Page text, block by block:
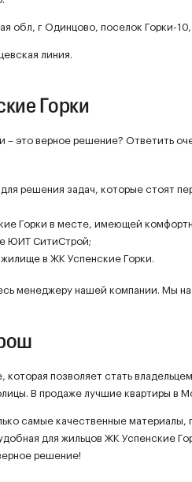
обл, г Одинцово, поселок Горки-10,
линия.
Горки
– это верное решение? Ответить
решения задач, которые стоят
Горки в месте, имеющей
ЮИТ СитиСтрой;
в ЖК Успенские Горки.
менеджеру нашей компании. Мы на
позволяет стать
В продаже лучшие квартиры в
самые качественные материалы,
для жильцов ЖК Успенские
решение!